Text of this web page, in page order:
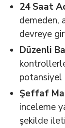
24 Saat
demeden,
devreye
Düzenli
potansiyel
Şeffaf
inceleme
şekilde